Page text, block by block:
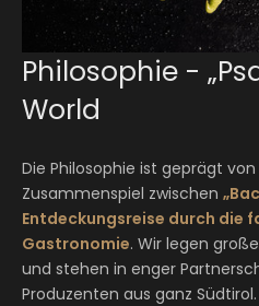
Philosophie -
World
Die Philosophie ist geprägt
Zusammenspiel zwischen
Entdeckungsreise durch die
Gastronomie. Wir legen
und stehen in enger
Produzenten aus ganz